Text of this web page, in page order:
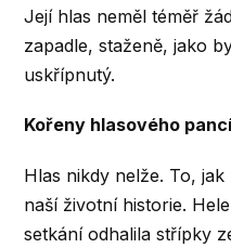
Její hlas neměl téměř
zapadle, staženě, jako
uskřípnutý.
Kořeny hlasového
Hlas nikdy nelže. To,
naší životní historie.
setkání odhalila střípky